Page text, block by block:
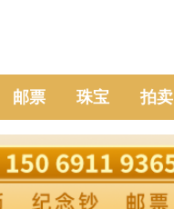
邮票 珠宝 拍卖